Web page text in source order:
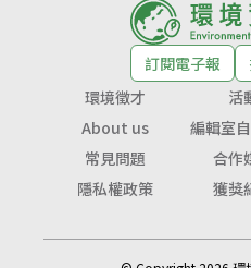
訂閱電子報
環境徵才
活
About us
編輯室
常見問題
合作
隱私權政策
獲獎